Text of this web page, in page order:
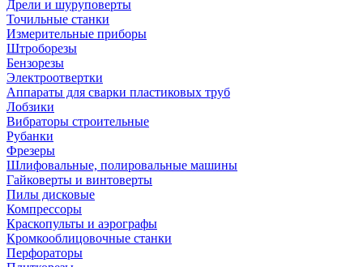
Дрели и шуруповерты
Точильные станки
Измерительные приборы
Штроборезы
Бензорезы
Электроотвертки
Аппараты для сварки пластиковых труб
Лобзики
Вибраторы строительные
Рубанки
Фрезеры
Шлифовальные, полировальные машины
Гайковерты и винтоверты
Пилы дисковые
Компрессоры
Краскопульты и аэрографы
Кромкооблицовочные станки
Перфораторы